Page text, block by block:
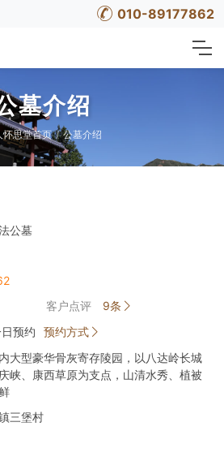
010-89177862
墓介绍
怀思堂首页 公墓介绍
公墓
客户点评
9条
预约
预约方式
大型豪华骨灰寄存陵园，以八达岭长城
峡、康西草原为支点，山清水秀、植被
三堡村